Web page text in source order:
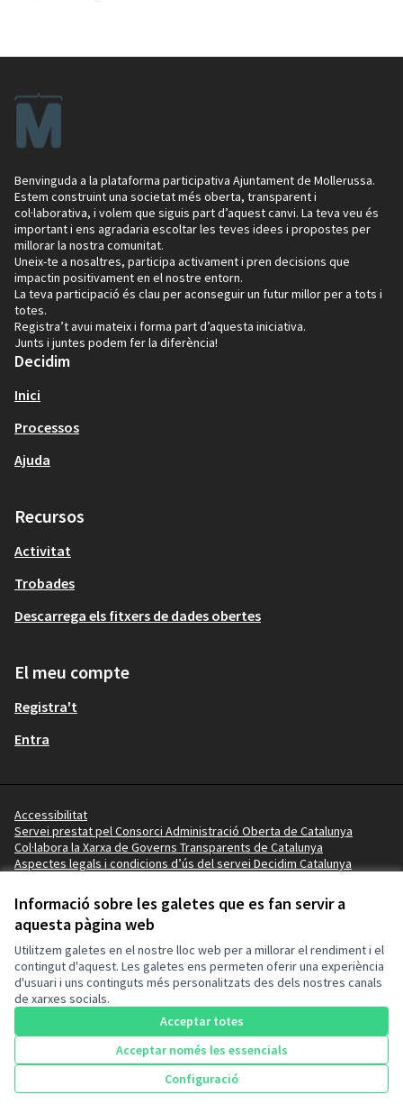
Informació sobre les galetes que es fan servir a
aquesta pàgina web
Utilitzem galetes en el nostre lloc web per a millorar el rendiment i el
contingut d'aquest. Les galetes ens permeten oferir una experiència
d'usuari i uns continguts més personalitzats des dels nostres canals
de xarxes socials.
Acceptar totes
Acceptar només les essencials
Configuració
Inici Cercar Activitat Entra
Benvinguda a la plataforma participativa Ajuntament de Mollerussa.
Estem construint una societat més oberta, transparent i
col·laborativa, i volem que siguis part d’aquest canvi. La teva veu és
important i ens agradaria escoltar les teves idees i propostes per
millorar la nostra comunitat.
Uneix-te a nosaltres, participa activament i pren decisions que
impactin positivament en el nostre entorn.
La teva participació és clau per aconseguir un futur millor per a tots i
totes.
Registra’t avui mateix i forma part d’aquesta iniciativa.
Junts i juntes podem fer la diferència!
Decidim
Inici
Processos
Ajuda
Recursos
Activitat
Trobades
Descarrega els fitxers de dades obertes
El meu compte
Registra't
Entra
Accessibilitat
Servei prestat pel Consorci Administració Oberta de Catalunya
Col·labora la Xarxa de Governs Transparents de Catalunya
Aspectes legals i condicions d’ús del servei Decidim Catalunya
Termes i condicions
Configuració de les galetes
Ajuntament de Mollerussa a Facebook
(Enllaç extern)
Ajuntament de Mollerussa a Instagram
(Enllaç extern)
Ajuntament de Mollerussa a YouTube
(Enllaç extern)
Ajuntament de Mollerussa a GitHub
(Enllaç extern)
Web creada amb
(Enllaç extern)
Amb
(Enllaç